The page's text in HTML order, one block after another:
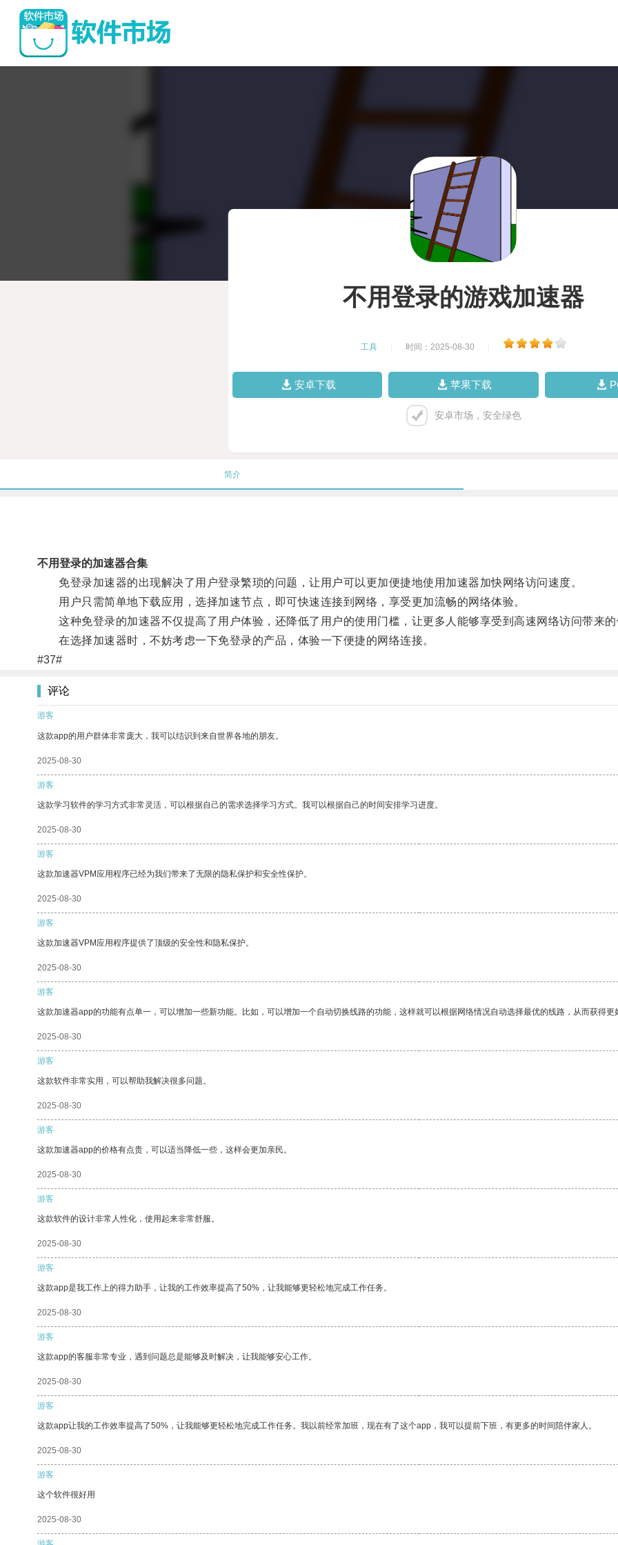
不用登录的游戏加速器
工具 时间：2025-08-30
安卓下载 苹果下载
安卓市场，安全绿色
简介
不用登录的加速器合集
免登录加速器的出现解决了用户登录繁琐的问题，让用户可以更加便捷地使用加速器加快网络访问速度。
用户只需简单地下载应用，选择加速节点，即可快速连接到网络，享受更加流畅的网络体验。
这种免登录的加速器不仅提高了用户体验，还降低了用户的使用门槛，让更多人能够享受到高速网络访问带来的
在选择加速器时，不妨考虑一下免登录的产品，体验一下便捷的网络连接。
#37#
评论
游客
这款app的用户群体非常庞大，我可以结识到来自世界各地的朋友。
2025-08-30
游客
这款学习软件的学习方式非常灵活，可以根据自己的需求选择学习方式。我可以根据自己的时间安排学习进度。
2025-08-30
游客
这款加速器VPM应用程序已经为我们带来了无限的隐私保护和安全性保护。
2025-08-30
游客
这款加速器VPM应用程序提供了顶级的安全性和隐私保护。
2025-08-30
游客
这款加速器app的功能有点单一，可以增加一些新功能。比如，可以增加一个自动切换线路的功能，这样就可以根据网络情况自动选择最优的线路，从而获得更
2025-08-30
游客
这款软件非常实用，可以帮助我解决很多问题。
2025-08-30
游客
这款加速器app的价格有点贵，可以适当降低一些，这样会更加亲民。
2025-08-30
游客
这款软件的设计非常人性化，使用起来非常舒服。
2025-08-30
游客
这款app是我工作上的得力助手，让我的工作效率提高了50%，让我能够更轻松地完成工作任务。
2025-08-30
游客
这款app的客服非常专业，遇到问题总是能够及时解决，让我能够安心工作。
2025-08-30
游客
这款app让我的工作效率提高了50%，让我能够更轻松地完成工作任务。我以前经常加班，现在有了这个app，我可以提前下班，有更多的时间陪伴家人。
2025-08-30
游客
这个软件很好用
2025-08-30